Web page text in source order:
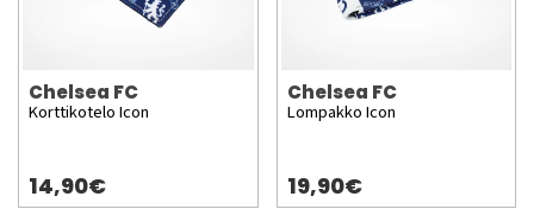
Chelsea FC
Korttikotelo Icon
14,90€
Chelsea FC
Lompakko Icon
19,90€